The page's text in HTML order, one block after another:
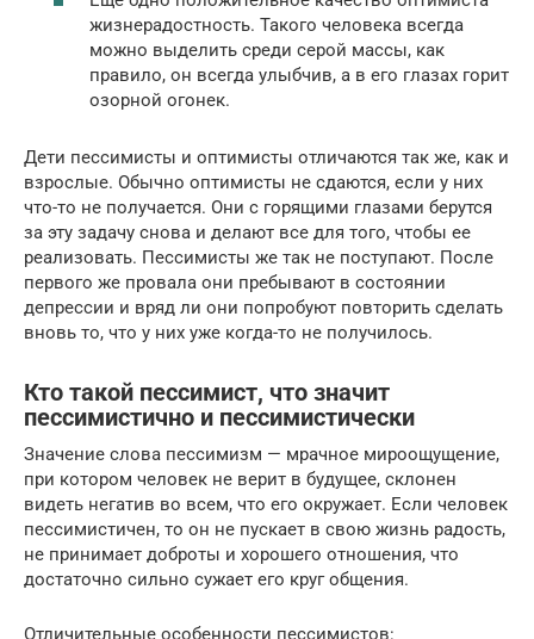
жизнерадостность. Такого человека всегда
можно выделить среди серой массы, как
правило, он всегда улыбчив, а в его глазах горит
озорной огонек.
Дети пессимисты и оптимисты отличаются так же, как и
взрослые. Обычно оптимисты не сдаются, если у них
что-то не получается. Они с горящими глазами берутся
за эту задачу снова и делают все для того, чтобы ее
реализовать. Пессимисты же так не поступают. После
первого же провала они пребывают в состоянии
депрессии и вряд ли они попробуют повторить сделать
вновь то, что у них уже когда-то не получилось.
Кто такой пессимист, что значит
пессимистично и пессимистически
Значение слова пессимизм — мрачное мироощущение,
при котором человек не верит в будущее, склонен
видеть негатив во всем, что его окружает. Если человек
пессимистичен, то он не пускает в свою жизнь радость,
не принимает доброты и хорошего отношения, что
достаточно сильно сужает его круг общения.
Отличительные особенности пессимистов: